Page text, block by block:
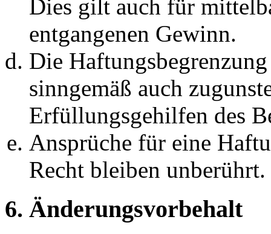
Dies gilt auch für
entgangenen Gewinn.
Die
sinngemäß auch
Erfüllungsgehilfen des
Ansprüche für eine
Recht bleiben unberührt.
6. Änderungsvorbehalt